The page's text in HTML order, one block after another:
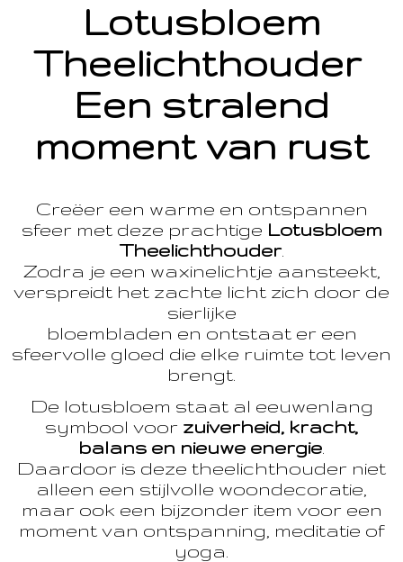
Lotusbloem
Theelichthouder
Een stralend
moment van rust
Creëer een warme en ontspannen
sfeer met deze prachtige Lotusbloem
Theelichthouder.
Zodra je een waxinelichtje aansteekt,
verspreidt het zachte licht zich door de
sierlijke
bloembladen en ontstaat er een
sfeervolle gloed die elke ruimte tot leven
brengt.
De lotusbloem staat al eeuwenlang
symbool voor zuiverheid, kracht,
balans en nieuwe energie
Daardoor is deze theelichthouder niet
alleen een stijlvolle woondecoratie,
maar ook een bijzonder item voor een
moment van ontspanning, meditatie of
yoga.